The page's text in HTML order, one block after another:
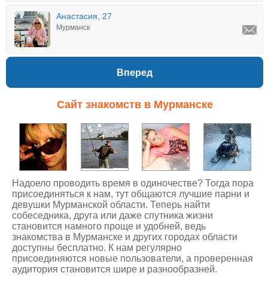
Анастасия, 27
Мурманск
Вперед
Сайт знакомств в Мурманске
Надоело проводить время в одиночестве? Тогда пора
присоединяться к нам, тут общаются лучшие парни и
девушки Мурманской области. Теперь найти
собеседника, друга или даже спутника жизни
становится намного проще и удобней, ведь
знакомства в Мурманске и других городах области
доступны бесплатно. К нам регулярно
присоединяются новые пользователи, а проверенная
аудитория становится шире и разнообразней.